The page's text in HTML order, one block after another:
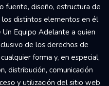
fuente, diseño, estructura de
distintos elementos en él
Equipo Adelante a quien
de los derechos de
forma y, en especial,
distribución, comunicación
y utilización del sitio web